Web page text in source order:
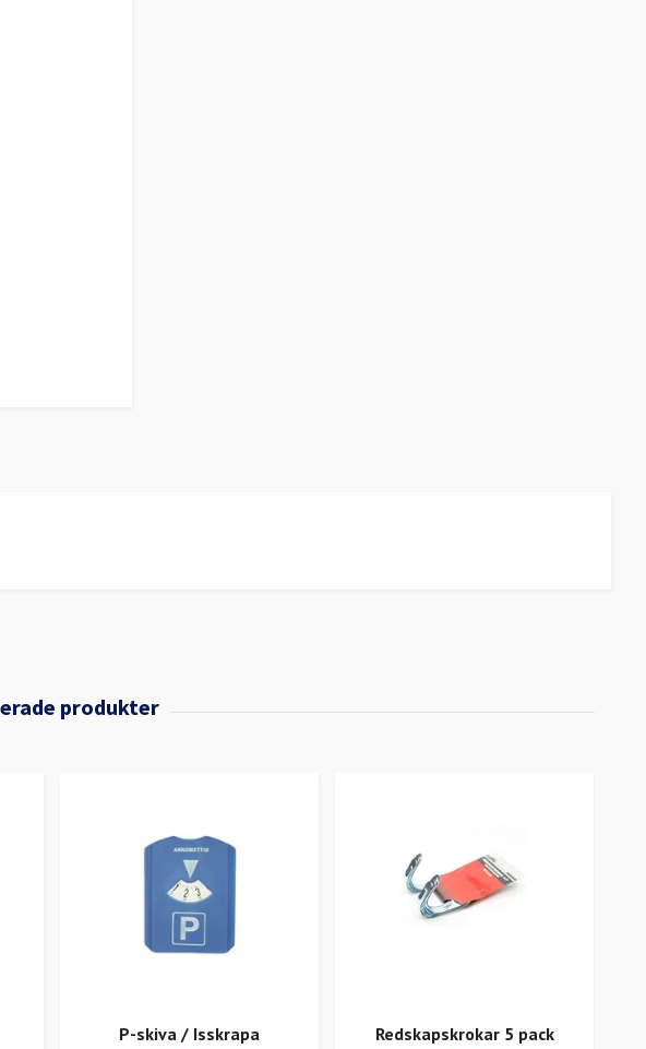
P-skiva / Isskrapa
Redskapskrokar 5 pack